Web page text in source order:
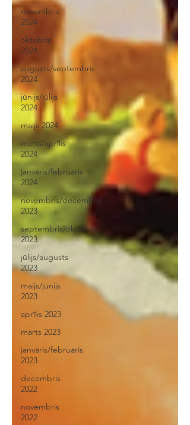
novembris
2024
oktobris
2024
augusts/septembris
2024
jūnijs/jūlijs
2024
maijs 2024
marts/aprīlis
2024
janvāris/februāris
2024
novembris/decembris
2023
septembris/oktobris
2023
jūlijs/augusts
2023
maijs/jūnijs
2023
aprīlis 2023
marts 2023
janvāris/februāris
2023
decembris
2022
novembris
2022